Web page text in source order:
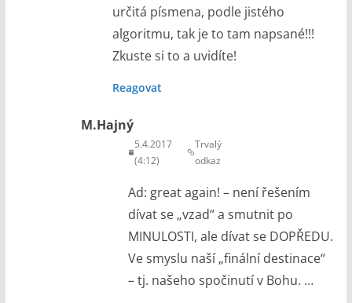
určitá písmena, podle jistého
algoritmu, tak je to tam napsané!!!
Zkuste si to a uvidíte!
Reagovat
M.Hajný
5.4.2017
(4:12)
Trvalý
odkaz
Ad: great again! – není řešením
dívat se „vzad“ a smutnit po
MINULOSTI, ale dívat se DOPŘEDU.
Ve smyslu naší „finální destinace“
– tj. našeho spočinutí v Bohu. …